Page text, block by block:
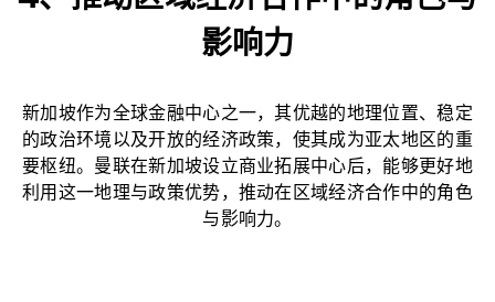
影响力
新加坡作为全球金融中心之一，其优越的地理位置、稳定
的政治环境以及开放的经济政策，使其成为亚太地区的重
要枢纽。曼联在新加坡设立商业拓展中心后，能够更好地
利用这一地理与政策优势，推动在区域经济合作中的角色
与影响力。